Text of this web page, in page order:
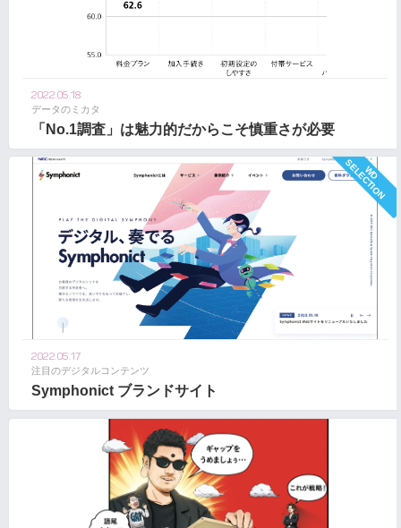
2022.05.18
データのミカタ
「No.1調査」は魅力的だからこそ慎重さが必要
2022.05.17
注目のデジタルコンテンツ
Symphonict ブランドサイト